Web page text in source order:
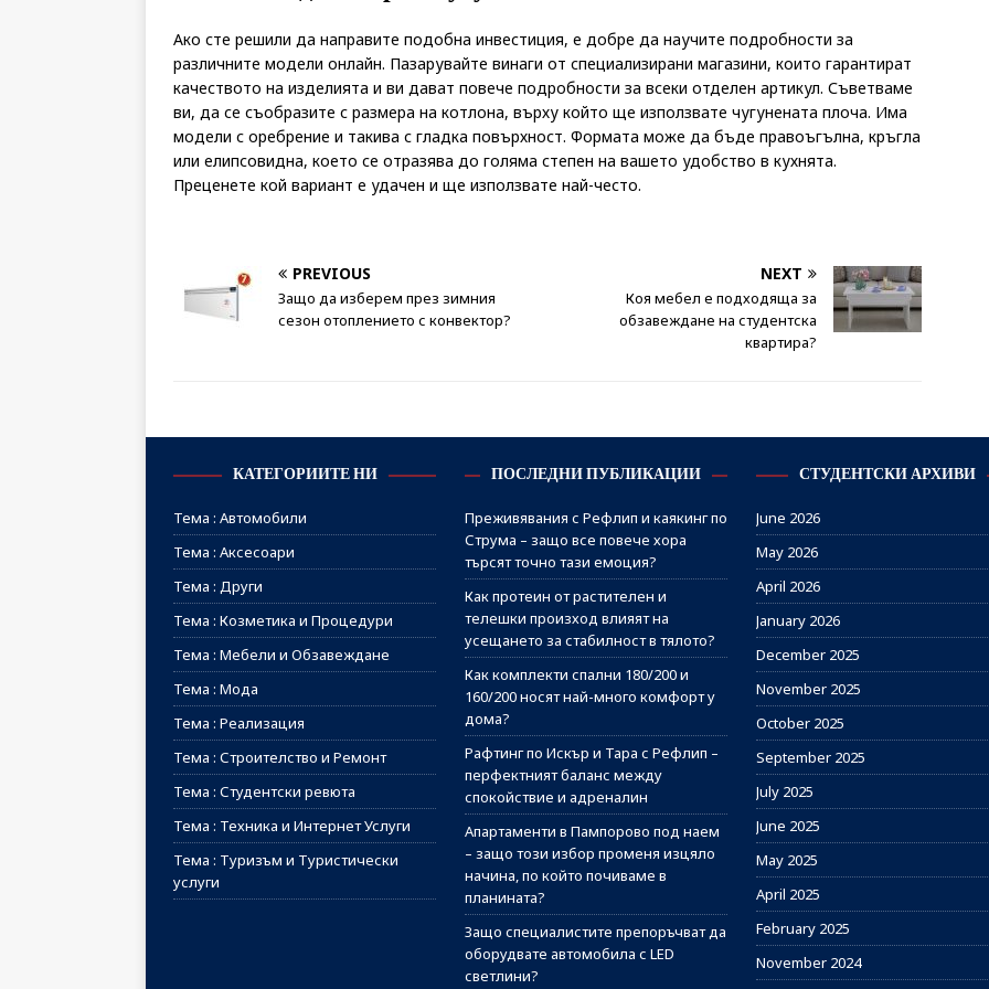
Ако сте решили да направите подобна инвестиция, е добре да научите подробности за
различните модели онлайн. Пазарувайте винаги от специализирани магазини, които гарантират
качеството на изделията и ви дават повече подробности за всеки отделен артикул. Съветваме
ви, да се съобразите с размера на котлона, върху който ще използвате чугунената плоча. Има
модели с оребрение и такива с гладка повърхност. Формата може да бъде правоъгълна, кръгла
или елипсовидна, което се отразява до голяма степен на вашето удобство в кухнята.
Преценете кой вариант е удачен и ще използвате най-често.
PREVIOUS
Защо да изберем през зимния
сезон отоплението с конвектор?
NEXT
Коя мебел е подходяща за
обзавеждане на студентска
квартира?
КАТЕГОРИИТЕ НИ
Тема : Автомобили
Тема : Аксесоари
Тема : Други
Тема : Козметика и Процедури
Тема : Мебели и Обзавеждане
Тема : Мода
Тема : Реализация
Тема : Строителство и Ремонт
Тема : Студентски ревюта
Тема : Техника и Интернет Услуги
Тема : Туризъм и Туристически
услуги
ПОСЛЕДНИ ПУБЛИКАЦИИ
Преживявания с Рефлип и каякинг по
Струма – защо все повече хора
търсят точно тази емоция?
Как протеин от растителен и
телешки произход влияят на
усещането за стабилност в тялото?
Как комплекти спални 180/200 и
160/200 носят най-много комфорт у
дома?
Рафтинг по Искър и Тара с Рефлип –
перфектният баланс между
спокойствие и адреналин
Апартаменти в Пампорово под наем
– защо този избор променя изцяло
начина, по който почиваме в
планината?
Защо специалистите препоръчват да
оборудвате автомобила с LED
светлини?
СТУДЕНТСКИ АРХИВИ
June 2026
May 2026
April 2026
January 2026
December 2025
November 2025
October 2025
September 2025
July 2025
June 2025
May 2025
April 2025
February 2025
November 2024